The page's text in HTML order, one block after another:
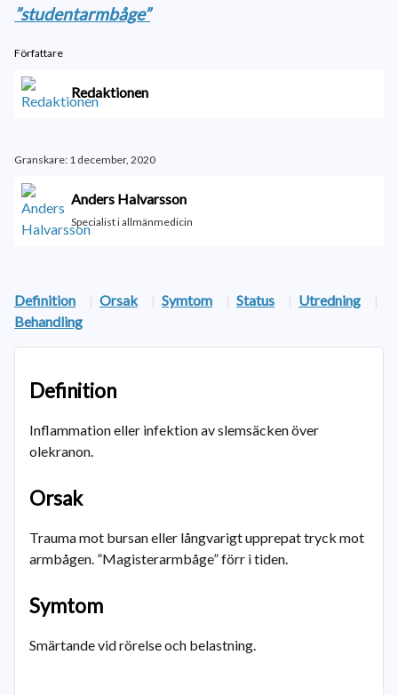
”studentarmbåge”
Författare
Redaktionen
Granskare: 1 december, 2020
Anders Halvarsson
Specialist i allmänmedicin
Definition | Orsak | Symtom | Status | Utredning
|
Behandling
Definition
Inflammation eller infektion av slemsäcken över
olekranon.
Orsak
Trauma mot bursan eller långvarigt upprepat tryck mot
armbågen. ”Magisterarmbåge” förr i tiden.
Symtom
Smärtande vid rörelse och belastning.